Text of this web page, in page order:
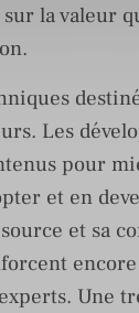
la valeur
Les
pour
et en
et sa
Une